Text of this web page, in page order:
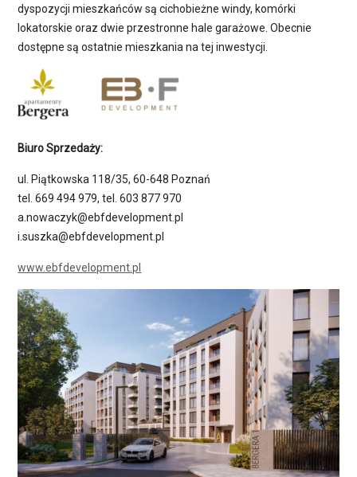
dyspozycji mieszkańców są cichobieżne windy, komórki
lokatorskie oraz dwie przestronne hale garażowe. Obecnie
dostępne są ostatnie mieszkania na tej inwestycji.
Biuro Sprzedaży:
ul. Piątkowska 118/35, 60-648 Poznań
tel. 669 494 979, tel. 603 877 970
a.nowaczyk@ebfdevelopment.pl
i.suszka@ebfdevelopment.pl
www.ebfdevelopment.pl